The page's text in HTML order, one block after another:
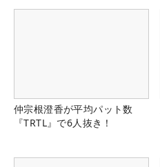
仲宗根澄香が平均パット数
『TRTL』で6人抜き！